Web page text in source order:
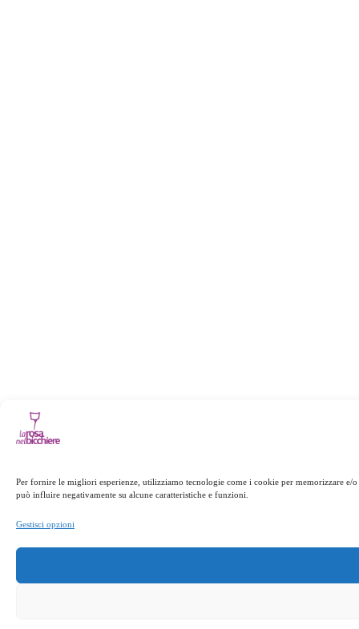
Per fornire le migliori esperienze, utilizziamo tecnologie come i cookie per memorizzare
può influire negativamente su alcune caratteristiche e funzioni.
Gestisci opzioni